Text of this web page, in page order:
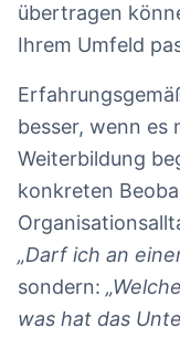
übertragen
Ihrem Umfeld
besser, wenn es
Weiterbildung
konkreten
„Darf ich an
sondern:
was hat das